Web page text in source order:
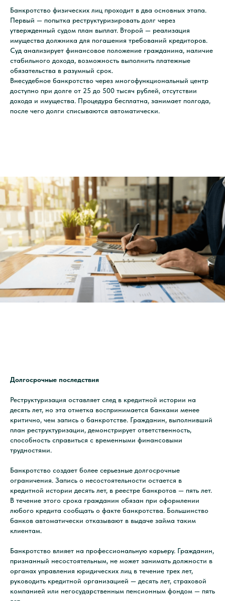
Банкротство физических лиц проходит в два основных этапа.
Первый — попытка реструктуризировать долг через
утвержденный судом план выплат. Второй — реализация
имущества должника для погашения требований кредиторов.
Суд анализирует финансовое положение гражданина, наличие
стабильного дохода, возможность выполнить платежные
обязательства в разумный срок.
Внесудебное банкротство через многофункциональный центр
доступно при долге от 25 до 500 тысяч рублей, отсутствии
дохода и имущества. Процедура бесплатна, занимает полгода,
после чего долги списываются автоматически.
Долгосрочные последствия
Реструктуризация оставляет след в кредитной истории на
десять лет, но эта отметка воспринимается банками менее
критично, чем запись о банкротстве. Гражданин, выполнивший
план реструктуризации, демонстрирует ответственность,
способность справиться с временными финансовыми
трудностями.
Банкротство создает более серьезные долгосрочные
ограничения. Запись о несостоятельности остается в
кредитной истории десять лет, в реестре банкротов — пять лет.
В течение этого срока гражданин обязан при оформлении
любого кредита сообщать о факте банкротства. Большинство
банков автоматически отказывают в выдаче займа таким
клиентам.
Банкротство влияет на профессиональную карьеру. Гражданин,
признанный несостоятельным, не может занимать должности в
органах управления юридических лиц в течение трех лет,
руководить кредитной организацией — десять лет, страховой
компанией или негосударственным пенсионным фондом — пять